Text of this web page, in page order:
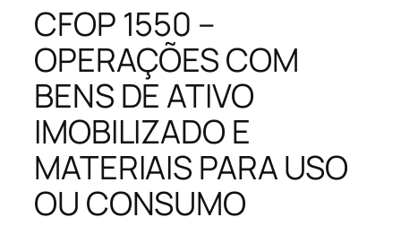
CFOP 1550 –
OPERAÇÕES COM
BENS DE ATIVO
IMOBILIZADO E
MATERIAIS PARA USO
OU CONSUMO